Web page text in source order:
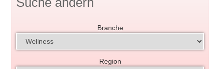
Branche
Region